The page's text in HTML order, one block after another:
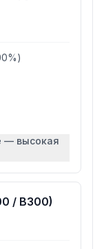
— высокая
/ B300)